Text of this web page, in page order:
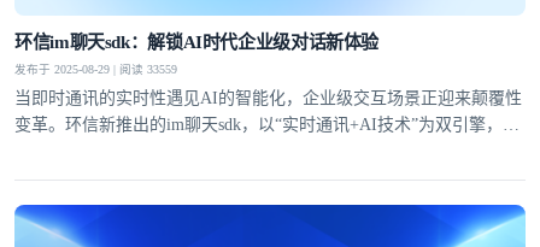
环信im聊天sdk：解锁AI时代企业级对话新体验
发布于 2025-08-29 | 阅读 33559
当即时通讯的实时性遇见AI的智能化，企业级交互场景正迎来颠覆性
变革。环信新推出的im聊天sdk，以“实时通讯+AI技术”为双引擎，通
到高并发场景落地的全链路解决方案